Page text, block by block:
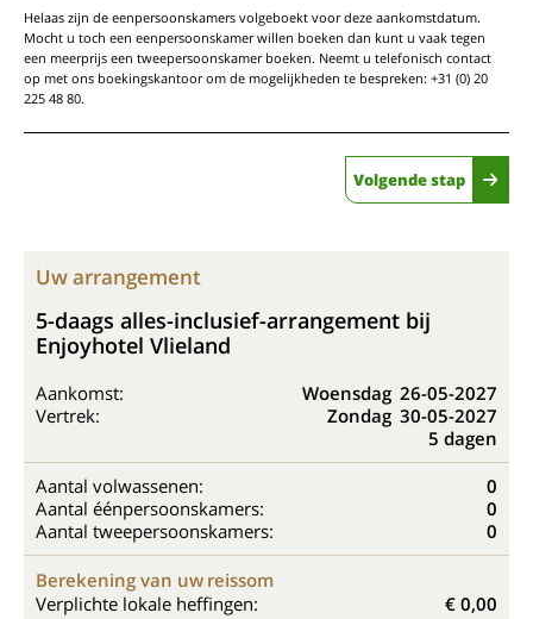
Helaas zijn de eenpersoonskamers volgeboekt voor deze aankomstdatum.
Mocht u toch een eenpersoonskamer willen boeken dan kunt u vaak tegen
een meerprijs een tweepersoonskamer boeken. Neemt u telefonisch contact
op met ons boekingskantoor om de mogelijkheden te bespreken: +31 (0) 20
225 48 80.
Volgende stap
Uw arrangement
5-daags alles-inclusief-arrangement bij
Enjoyhotel Vlieland
Aankomst: Woensdag 26-05-2027
Vertrek:
Zondag 30-05-2027
5 dagen
Aantal volwassenen:
0
Aantal éénpersoonskamers:
0
Aantal tweepersoonskamers:
0
Berekening van uw reissom
Verplichte lokale heffingen:
€ 0,00